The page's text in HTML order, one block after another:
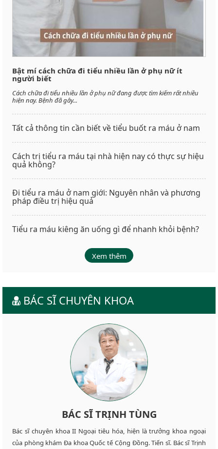
Bật mí cách chữa đi tiểu nhiều lần ở phụ nữ ít
người biết
Cách chữa đi tiểu nhiều lần ở phụ nữ đang được tìm kiếm rất nhiều
hiện nay. Bệnh đã gây...
Tất cả thông tin cần biết về tiểu buốt ra máu ở nam
Cách trị tiểu ra máu tại nhà hiện nay có thực sự hiệu
quả không?
Đi tiểu ra máu ở nam giới: Nguyên nhân và phương
pháp điều trị hiệu quả
Tiểu ra máu kiêng ăn uống gì để nhanh khỏi bệnh?
Xem thêm
BÁC SĨ CHUYÊN KHOA
BÁC SĨ TRỊNH TÙNG
Bác sĩ chuyên khoa II Ngoại tiêu hóa, hiện là trưởng khoa ngoại
của phòng khám Đa khoa Quốc tế Cộng Đồng. Tiến sĩ. Bác sĩ Trịnh